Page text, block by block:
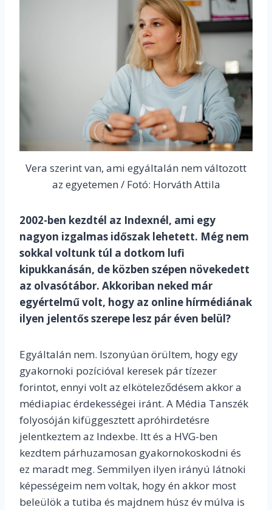
Vera szerint van, ami egyáltalán nem változott
az egyetemen / Fotó: Horváth Attila
2002-ben kezdtél az Indexnél, ami egy
nagyon izgalmas időszak lehetett. Még nem
sokkal voltunk túl a dotkom lufi
kipukkanásán, de közben szépen növekedett
az olvasótábor. Akkoriban neked már
egyértelmű volt, hogy az online hírmédiának
ilyen jelentős szerepe lesz pár éven belül?
Egyáltalán nem. Iszonyúan örültem, hogy egy
gyakornoki pozícióval keresek pár tízezer
forintot, ennyi volt az elköteleződésem akkor a
médiapiac érdekességei iránt. A Média Tanszék
folyosóján kifüggesztett apróhirdetésre
jelentkeztem az Indexbe. Itt és a HVG-ben
kezdtem párhuzamosan gyakornokoskodni és
ez maradt meg. Semmilyen ilyen irányú látnoki
képességeim nem voltak, hogy én akkor most
beleülök a tutiba és majdnem húsz év múlva is